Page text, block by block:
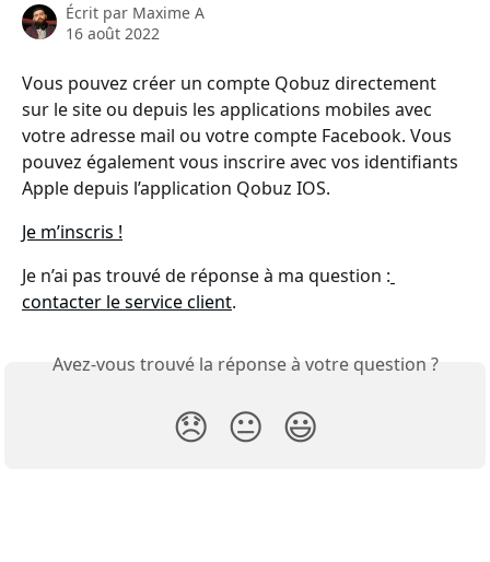
Écrit par Maxime A
16 août 2022
Vous pouvez créer un compte Qobuz directement
sur le site ou depuis les applications mobiles avec
votre adresse mail ou votre compte Facebook. Vous
pouvez également vous inscrire avec vos identifiants
Apple depuis l’application Qobuz IOS.
Je m’inscris !
Je n’ai pas trouvé de réponse à ma question :
contacter le service client.
Avez-vous trouvé la réponse à votre question ?
😞 😐 😃